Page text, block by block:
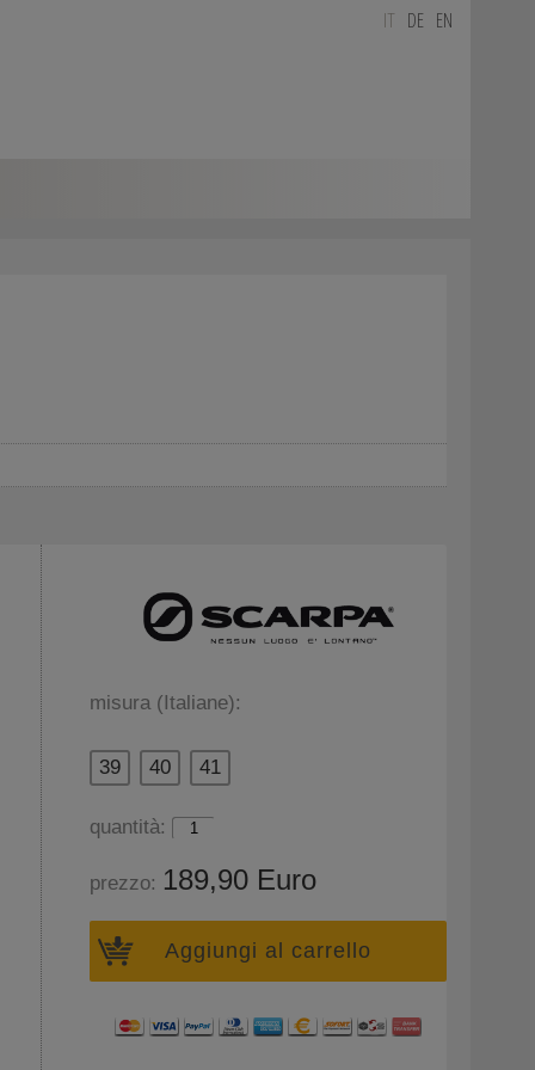
DE EN
misura (Italiane):
39 40 41
quantità:
prezzo: 189,90 Euro
Aggiungi al carrello